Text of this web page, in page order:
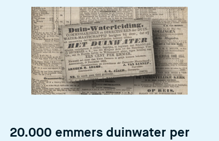
20.000 emmers duinwater per